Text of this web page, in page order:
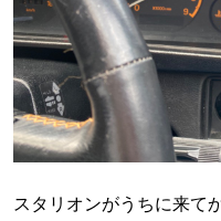
スタリオンがうちに来て